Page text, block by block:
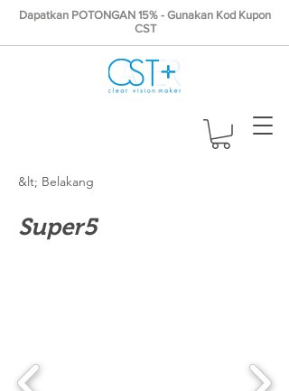
Dapatkan POTONGAN 15% - Gunakan Kod Kupon
CST
&lt; Belakang
Super5